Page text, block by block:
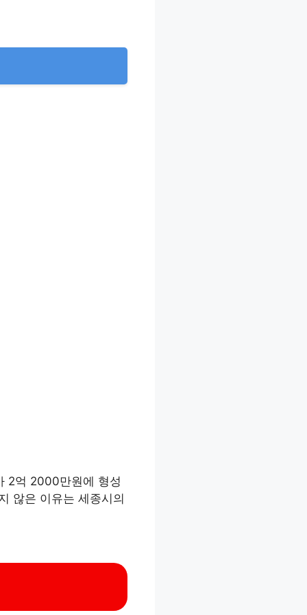
2억 2000만원에 형성
않은 이유는 세종시의